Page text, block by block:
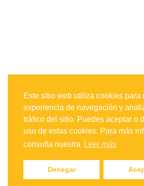
Este sitio web utiliza cookies para
experiencia de navegación y
tráfico del sitio. Puedes aceptar o
uso de estas cookies. Para más
consulta nuestra
Leer más
Denegar